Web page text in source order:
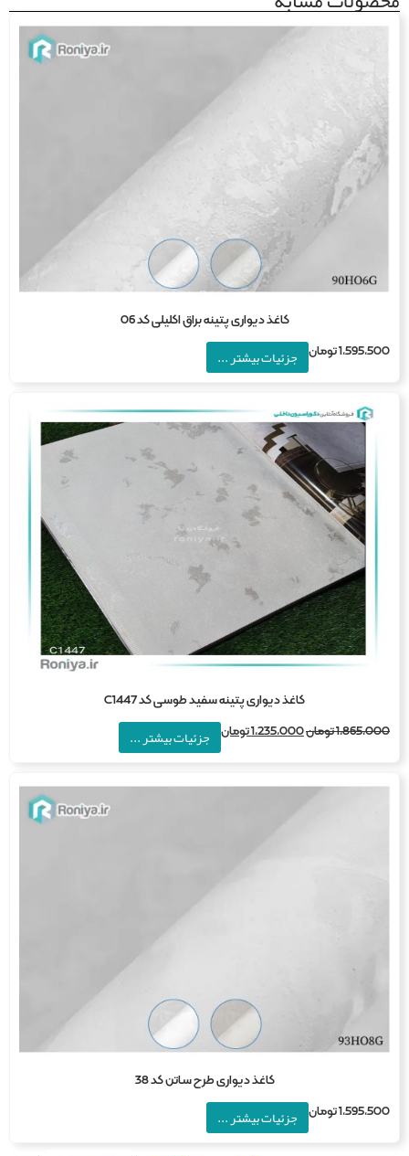
کاغذ دیواری پتینه براق اکلیلی کد 06
تومان جزئیات بیشتر ...
کاغذ دیواری پتینه سفید طوسی کد C1447
تومان1,235,000تومان جزئیات بیشتر ...
کاغذ دیواری طرح ساتن کد 38
تومان جزئیات بیشتر ...